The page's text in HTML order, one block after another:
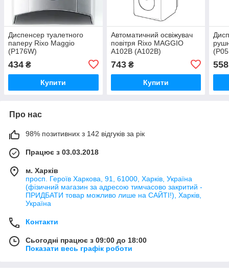
Диспенсер туалетного
паперу Rixo Maggio
(P176W)
434 ₴
Купити
Автоматичний освіжувач
повітря Rixo MAGGIO
A102B (A102B)
743₴
Купити
558
Про нас
98% позитивних з 142 відгуків за рік
Працює з 03.03.2018
м. Харків
просп. Героїв Харкова, 91, 61000, Харків, Україна
(фізичний магазин за адресою тимчасово закритий -
ПРИДБАТИ товар можливо лише на САЙТІ!), Харків,
Україна
Контакти
Сьогодні працює з 09:00 до 18:00
Показати весь графік роботи